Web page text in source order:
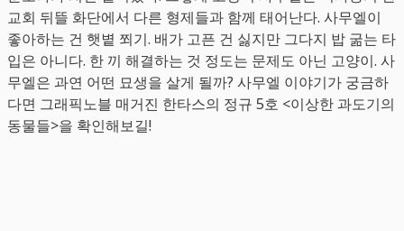
교회 뒤뜰 화단에서 다른 형제들과 함께 태어난다. 사무엘이
좋아하는 건 햇볕 쬐기. 배가 고픈 건 싫지만 그다지 밥 굶는 타
입은 아니다. 한 끼 해결하는 것 정도는 문제도 아닌 고양이. 사
무엘은 과연 어떤 묘생을 살게 될까? 사무엘 이야기가 궁금하
다면 그래픽노블 매거진 한타스의 정규 5호 <이상한 과도기의
동물들>을 확인해보길!